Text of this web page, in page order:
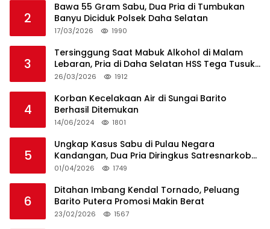
2
Bawa 55 Gram Sabu, Dua Pria di Tumbukan
Banyu Diciduk Polsek Daha Selatan
17/03/2026 1990
3
Tersinggung Saat Mabuk Alkohol di Malam
Lebaran, Pria di Daha Selatan HSS Tega Tusuk
Teman Sendiri
26/03/2026 1912
4
Korban Kecelakaan Air di Sungai Barito
Berhasil Ditemukan
14/06/2024 1801
5
Ungkap Kasus Sabu di Pulau Negara
Kandangan, Dua Pria Diringkus Satresnarkoba
HSS
01/04/2026 1749
6
Ditahan Imbang Kendal Tornado, Peluang
Barito Putera Promosi Makin Berat
23/02/2026 1567